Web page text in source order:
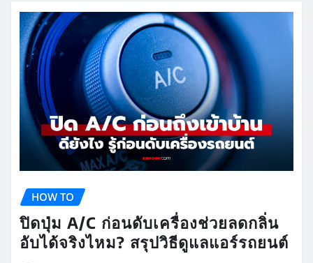
HOW TO
ปิดปุ่ม A/C ก่อนดับเครื่องช่วยลดกลิ่น
อับได้จริงไหม? สรุปวิธีดูแลแอร์รถยนต์